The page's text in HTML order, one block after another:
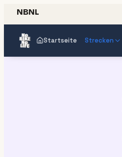
NBNL
Startseite Strecken